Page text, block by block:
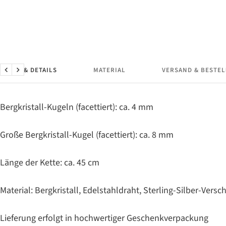
MASSE & DETAILS MATERIAL VERSAND &
ZurückWeiter
Bergkristall-Kugeln (facettiert): ca. 4 mm
Große Bergkristall-Kugel (facettiert): ca. 8 mm
Länge der Kette: ca. 45 cm
Material: Bergkristall, Edelstahldraht, Sterling-Silber-
Lieferung erfolgt in hochwertiger Geschenkverpackung